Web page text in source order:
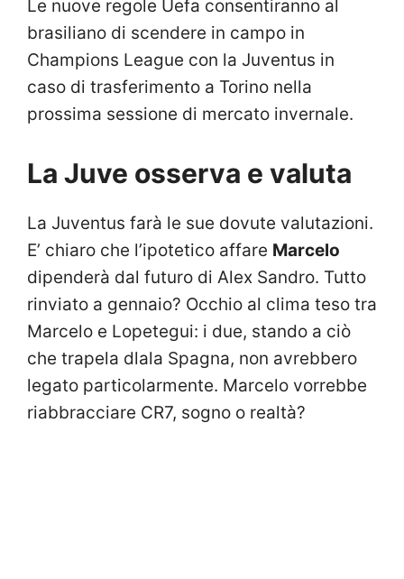
Le nuove regole Uefa consentiranno al
brasiliano di scendere in campo in
Champions League con la Juventus in
caso di trasferimento a Torino nella
prossima sessione di mercato invernale.
La Juve osserva e valuta
La Juventus farà le sue dovute valutazioni.
E’ chiaro che l’ipotetico affare Marcelo
dipenderà dal futuro di Alex Sandro. Tutto
rinviato a gennaio? Occhio al clima teso tra
Marcelo e Lopetegui: i due, stando a ciò
che trapela dlala Spagna, non avrebbero
legato particolarmente. Marcelo vorrebbe
riabbracciare CR7, sogno o realtà?